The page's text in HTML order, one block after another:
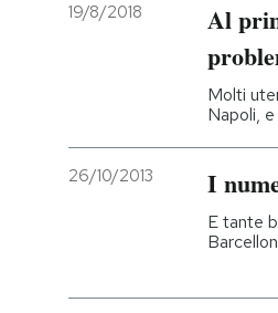
19/8/2018
Al
Molti
Napoli,
26/10/2013 I
E tante